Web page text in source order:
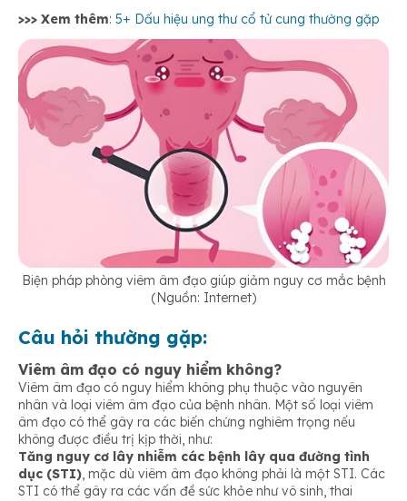
>>> Xem thêm: 5+ Dấu hiệu ung thư cổ tử cung thường gặp
Biện pháp phòng viêm âm đạo giúp giảm nguy cơ mắc bệnh
(Nguồn: Internet)
Câu hỏi thường gặp:
Viêm âm đạo có nguy hiểm không?
Viêm âm đạo có nguy hiểm không phụ thuộc vào nguyên
nhân và loại viêm âm đạo của bệnh nhân. Một số loại viêm
âm đạo có thể gây ra các biến chứng nghiêm trọng nếu
không được điều trị kịp thời, như:
Tăng nguy cơ lây nhiễm các bệnh lây qua đường tình
dục (STI), mặc dù viêm âm đạo không phải là một STI. Các
STI có thể gây ra các vấn đề sức khỏe như vô sinh, thai